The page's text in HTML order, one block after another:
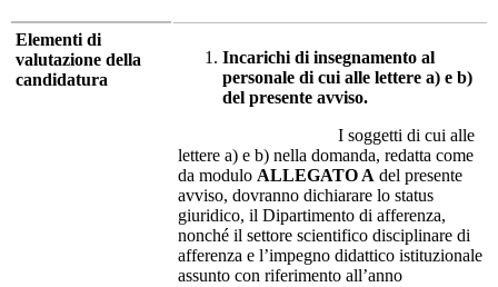
Elementi di
valutazione della
candidatura
Incarichi di insegnamento al
personale di cui alle lettere a) e b)
del presente avviso.
I soggetti di cui alle
lettere a) e b) nella domanda, redatta come
da modulo ALLEGATO A del presente
avviso, dovranno dichiarare lo status
giuridico, il Dipartimento di afferenza,
nonché il settore scientifico disciplinare di
afferenza e l’impegno didattico istituzionale
assunto con riferimento all’anno